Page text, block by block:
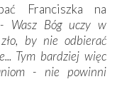
Franciszka na
- Wasz Bóg uczy w
by nie odbierać
Tym bardziej więc
- nie powinni